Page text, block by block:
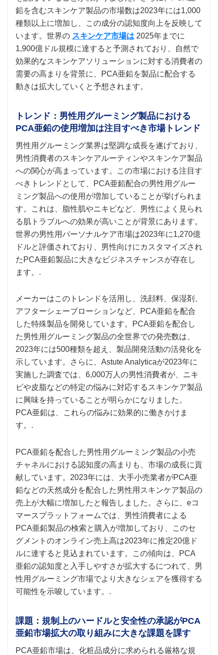
鉛を含むスキンケア製品の市場数は2023年には1,000
種類以上に増加し、この成分の認知度向上を反映して
います。世界の スキンケア市場は 2025年までに
1,900億ドル規模に達すると予測されており、自然で
効果的なスキンケアソリューションに対する消費者の
需要の高まりを背景に、PCA亜鉛を製品に配合する
動きは拡大していくと予想されます。
トレンド：男性用グルーミング製品における
PCA亜鉛の使用増加は注目すべき市場トレンド
男性用グルーミング業界は堅調な成長を遂げており、
男性消費者のスキンケアルーティンやスキンケア製品
への関心が高まっています。この市場における注目す
べきトレンドとして、PCA亜鉛配合の男性用グルー
ミング製品への使用が増加していることが挙げられま
す。これは、脂性肌やニキビなど、男性によく見られ
る肌トラブルへの効果が高いことが背景にあります。
世界の男性用パーソナルケア市場は2023年に1,270億
ドルと評価されており、男性向けにカスタマイズされ
たPCA亜鉛製品に大きなビジネスチャンスが存在し
ます。.
メーカーはこのトレンドを活用し、洗顔料、保湿剤、
アフターシェーブローションなど、PCA亜鉛を配合
した特殊製品を開発しています。PCA亜鉛を配合し
た男性用グルーミング製品の全世界での発売数は、
2023年には500種類を超え、製品開発活動の活発化を
示しています。さらに、Astute Analyticaが2023年に
実施した調査では、6,000万人の男性消費者が、ニキ
ビや皮脂などの特定の悩みに対応するスキンケア製品
に興味を持っていることが明らかになりました。
PCA亜鉛は、これらの悩みに効果的に働きかけま
す。.
PCA亜鉛を配合した男性用グルーミング製品の小売
チャネルにおける認知度の高まりも、市場の成長に貢
献しています。2023年には、大手小売業者がPCA亜
鉛などの天然成分を配合した男性用スキンケア製品の
売上が大幅に増加したと報告しました。さらに、eコ
マースプラットフォームでは、男性消費者による
PCA亜鉛製品の検索と購入が増加しており、このセ
グメントのオンライン売上高は2023年に推定20億ド
ルに達すると見込まれています。この傾向は、PCA
亜鉛の認知度と入手しやすさが拡大するにつれて、男
性用グルーミング市場でより大きなシェアを獲得する
可能性を示唆しています。.
課題：規制上のハードルと安全性の承認がPCA
亜鉛市場拡大の取り組みに大きな課題を課す
PCA亜鉛市場は、化粧品成分に求められる厳格な規